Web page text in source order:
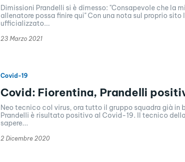
Dimissioni Prandelli si è dimesso: "Consapevole che la
allenatore possa finire qui" Con una nota sul proprio sito
ufficializzato...
23 Marzo 2021
Covid-19
Covid: Fiorentina, Prandelli
Neo tecnico col virus, ora tutto il gruppo squadra già in
Prandelli è risultato positivo al Covid-19. Il tecnico
sapere...
2 Dicembre 2020